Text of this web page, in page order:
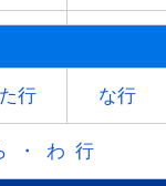
- ヨ
レ
た行 な行
・わ行